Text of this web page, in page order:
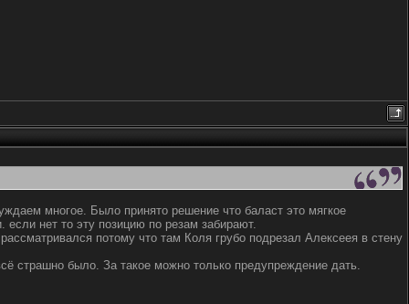
многое. Было принято решение что баласт это мягкое
если нет то эту позицию по резам забирают.
потому что там Коля грубо подрезал Алексеея в стену
страшно было. За такое можно только предупреждение дать.